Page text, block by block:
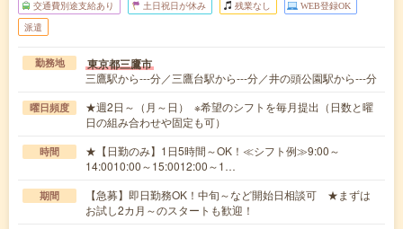
交通費別途支給あり 土日祝日が休み 残業なし WEB登録OK
派遣
勤務地 東京都三鷹市
三鷹駅から---分／三鷹台駅から---分／井の頭公園駅から---分
曜日頻度
★週2日～（月～日） ※希望のシフトを毎月提出（日数と曜
日の組み合わせや固定も可）
時間
★【日勤のみ】1日5時間～OK！≪シフト例≫9:00～
14:0010:00～15:0012:00～1…
期間
【急募】即日勤務OK！中旬～など開始日相談可 ★まずは
お試し2カ月～のスタートも歓迎！